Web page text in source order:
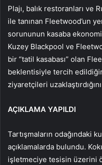
Plajı, balık restoranları ve
ile tanınan Fleetwood’un
sorununun kasaba
Kuzey Blackpool ve
bir “tatil kasabası” olan
beklentisiyle tercih
ziyaretçileri
AÇIKLAMA YAPILDI
Tartışmaların odağındaki
açıklamalarda bulundu.
işletmeciye tesisin üzerini